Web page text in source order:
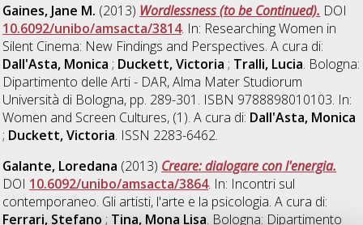
Gaines, Jane M. (2013) Wordlessness (to be Continued). DOI
10.6092/unibo/amsacta/3814. In: Researching Women in
Silent Cinema: New Findings and Perspectives. A cura di:
Dall'Asta, Monica ; Duckett, Victoria ; Tralli, Lucia. Bologna:
Dipartimento delle Arti - DAR, Alma Mater Studiorum
Università di Bologna, pp. 289-301. ISBN 9788898010103. In:
Women and Screen Cultures, (1). A cura di: Dall'Asta, Monica
; Duckett, Victoria. ISSN 2283-6462.
Galante, Loredana (2013) Creare: dialogare con l'energia.
DOI 10.6092/unibo/amsacta/3864. In: Incontri sul
contemporaneo. Gli artisti, l'arte e la psicologia. A cura di:
Ferrari, Stefano ; Tina, Mona Lisa. Bologna: Dipartimento